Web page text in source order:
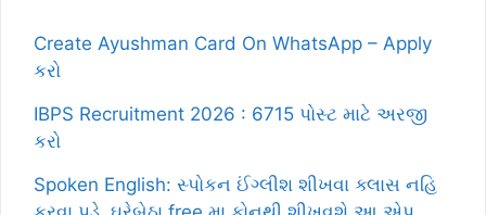
Create Ayushman Card On WhatsApp – Apply
કરો
IBPS Recruitment 2026 : 6715 પોસ્ટ માટે અરજી
કરો
Spoken English: સ્પોકન ઈંગ્લીશ શીખવા ક્લાસ નહિ